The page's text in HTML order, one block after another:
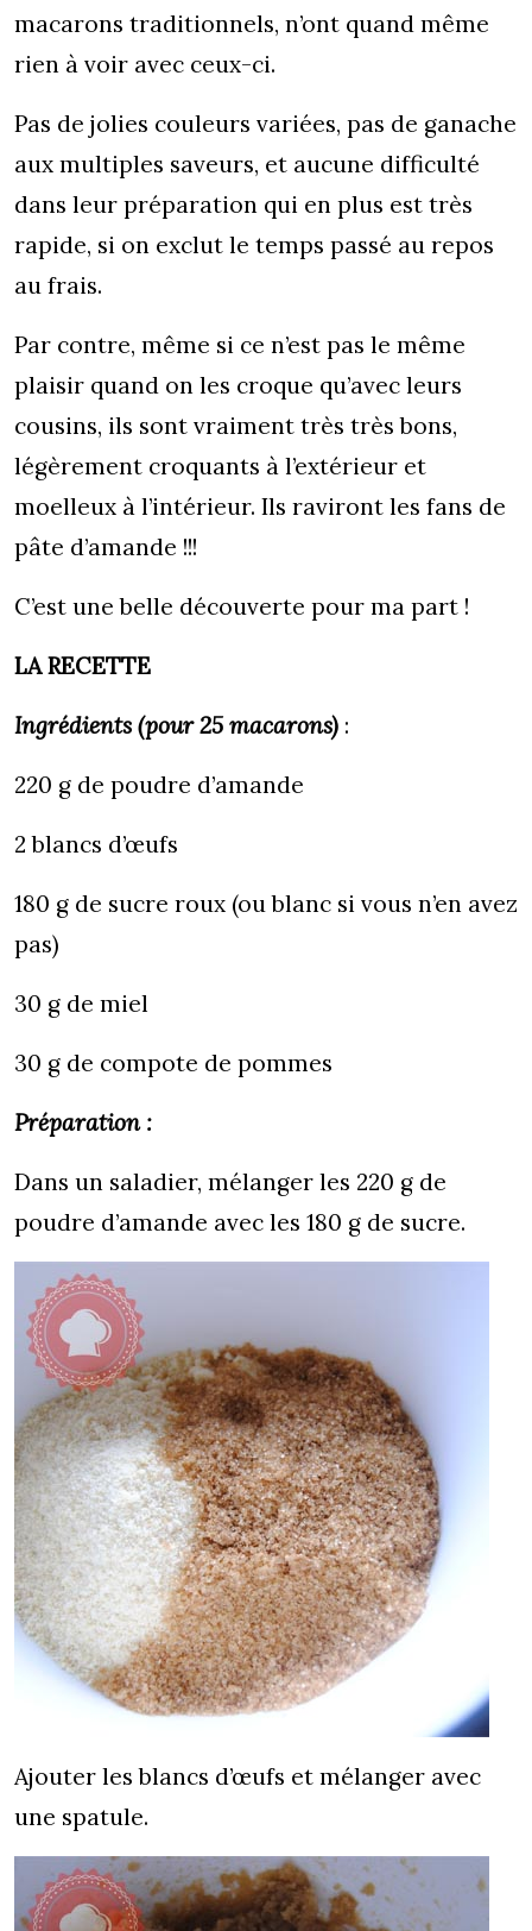
macarons traditionnels, n’ont quand même
rien à voir avec ceux-ci.
Pas de jolies couleurs variées, pas de ganache
aux multiples saveurs, et aucune difficulté
dans leur préparation qui en plus est très
rapide, si on exclut le temps passé au repos
au frais.
Par contre, même si ce n’est pas le même
plaisir quand on les croque qu’avec leurs
cousins, ils sont vraiment très très bons,
légèrement croquants à l’extérieur et
moelleux à l’intérieur. Ils raviront les fans de
pâte d’amande !!!
C’est une belle découverte pour ma part !
LA RECETTE
Ingrédients (pour 25 macarons) :
220 g de poudre d’amande
2 blancs d’œufs
180 g de sucre roux (ou blanc si vous n’en avez
pas)
30 g de miel
30 g de compote de pommes
Préparation :
Dans un saladier, mélanger les 220 g de
poudre d’amande avec les 180 g de sucre.
Ajouter les blancs d’œufs et mélanger avec
une spatule.